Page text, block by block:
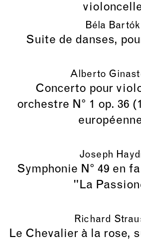
Béla Bartók
Suite de danses,
Alberto
Concerto pour
orchestre N° 1 op. 36
Joseph
Symphonie N° 49 en
"La
Richard
Le Chevalier à la rose,